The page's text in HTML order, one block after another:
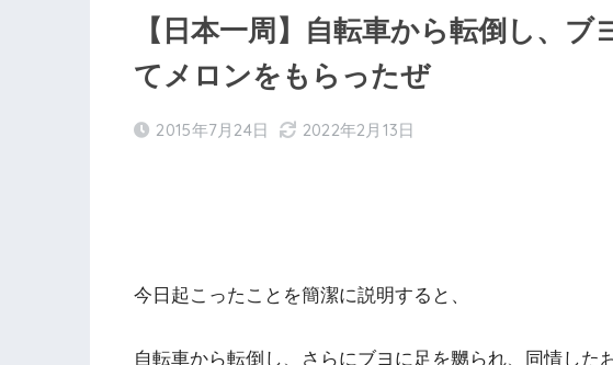
【日本一周】自転車から転倒し、ブ
てメロンをもらったぜ
2015年7月24日 2022年2月13日
今日起こったことを簡潔に説明すると、
自転車から転倒し、さらにブヨに足を嬲られ、同情した